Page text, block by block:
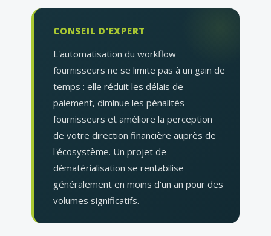
CONSEIL D'EXPERT
L'automatisation du workflow
fournisseurs ne se limite pas à un gain de
temps : elle réduit les délais de
paiement, diminue les pénalités
fournisseurs et améliore la perception
de votre direction financière auprès de
l'écosystème. Un projet de
dématérialisation se rentabilise
généralement en moins d'un an pour des
volumes significatifs.